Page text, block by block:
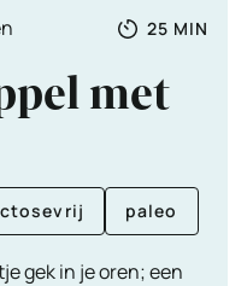
Totale
25 MIN
met
paleo
gek in je oren; een